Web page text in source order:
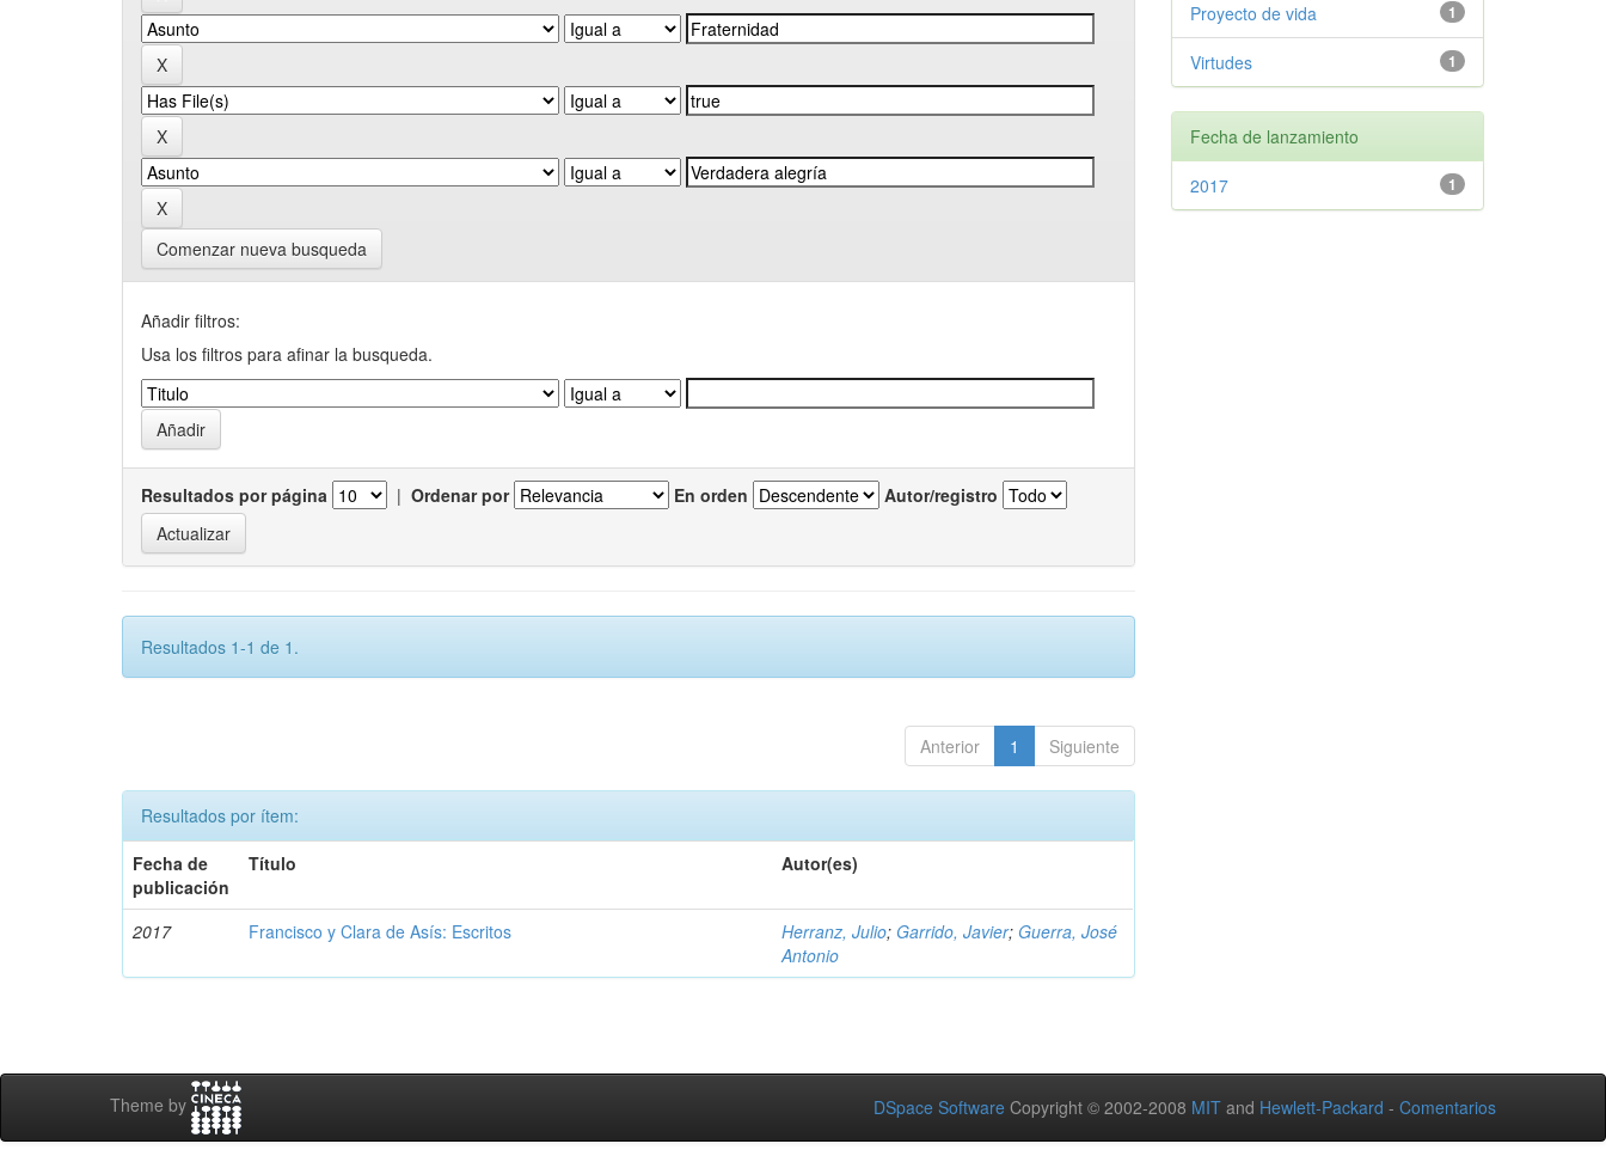
Comenzar nueva busqueda
Añadir filtros:
Usa los filtros para afinar la busqueda.
Resultados por página | Ordenar por En orden Autor/registro
Resultados 1-1 de 1.
Anterior 1 Siguiente
Resultados por ítem:
Fecha de
publicación
Título Autor(es)
2017 Francisco y Clara de Asís: Escritos Herranz, Julio; Garrido, Javier; Guerra, José
Antonio
1
Proyecto de vida
1
Virtudes
Fecha de lanzamiento
1
2017
Theme by DSpace Software Copyright © 2002-2008 MIT and Hewlett-Packard - Comentarios